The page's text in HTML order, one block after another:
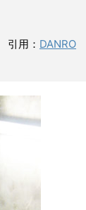
引用： DANRO